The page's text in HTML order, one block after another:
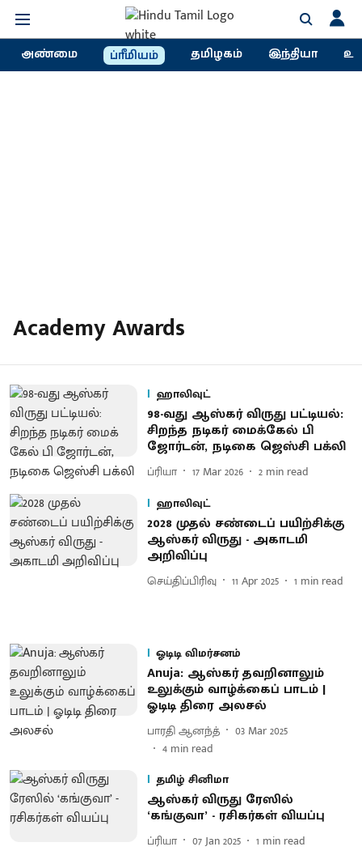
அண்மை ப்ரீமியம் தமிழகம் இந்தியா
Academy Awards
ஹாலிவுட்
98-வது ஆஸ்கர் விருது பட்டியல்:
சிறந்த நடிகர் மைக்​கேல் பி
ஜோர்டன், நடிகை ஜெஸ்சி பக்லி
ப்ரியா 17 Mar 2026 2 min read
ஹாலிவுட்
2028 முதல் சண்டைப் பயிற்சிக்கு
ஆஸ்கர் விருது - அகாடமி
அறிவிப்பு
செய்திப்பிரிவு 11 Apr 2025 1 min read
ஓடிடி விமர்சனம்
Anuja: ஆஸ்கர் தவறினாலும்
உலுக்கும் வாழ்க்கைப் பாடம் |
ஓடிடி திரை அலசல்
பாரதி ஆனந்த்
03 Mar 2025
4 min read
தமிழ் சினிமா
ஆஸ்கர் விருது ரேஸில்
‘கங்குவா’ - ரசிகர்கள் வியப்பு
ப்ரியா 07 Jan 2025 1 min read